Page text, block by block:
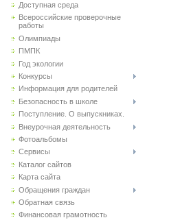
Доступная среда
Всероссийские проверочные
работы
Олимпиады
ПМПК
Год экологии
Конкурсы
Информация для родителей
Безопасность в школе
Поступление. О выпускниках.
Внеурочная деятельность
Фотоальбомы
Сервисы
Каталог сайтов
Карта сайта
Обращения граждан
Обратная связь
Финансовая грамотность